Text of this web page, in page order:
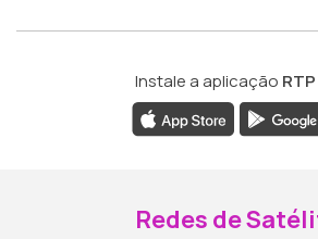
Instale a aplicação
Redes de